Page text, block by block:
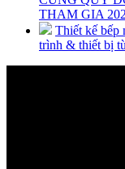
THAM GIA
Thiết kế bếp
trình & thiết bị